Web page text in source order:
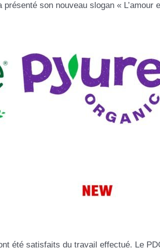
son nouveau slogan « L’amour
été satisfaits du travail effectué. Le